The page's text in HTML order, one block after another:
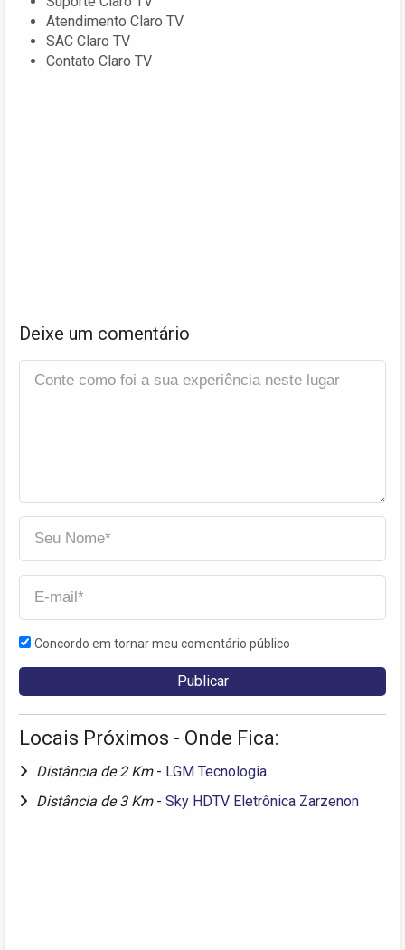
Atendimento Claro TV
SAC Claro TV
Contato Claro TV
Deixe um comentário
Concordo em tornar meu comentário público
Locais Próximos - Onde Fica:
Distância de 2 Km - LGM Tecnologia
Distância de 3 Km - Sky HDTV Eletrônica Zarzenon